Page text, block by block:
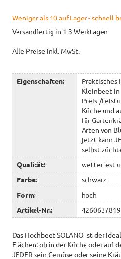
Weniger als 10 auf Lager - schnell
Versandfertig in 1-3 Werktagen
Alle Preise inkl. MwSt.
Eigenschaften:
Praktisches
Kleinbeet in
Preis-/
Küche und
für
Arten von
jetzt kann
selbst
Qualität:
wetterfest
Farbe:
schwarz
Form:
hoch
Artikel-Nr.:
Das Hochbeet SOLANO ist der
Flächen: ob in der Küche oder auf
JEDER sein Gemüse oder seine